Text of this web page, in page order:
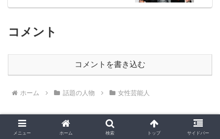
コメント
コメントを書き込む
ホーム 話題の人物 女性芸能人
メニュー ホーム 検索 トップ サイドバー